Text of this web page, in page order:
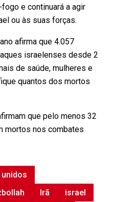
e continuará a agir
ou às suas forças.
afirma que 4.057
israelenses desde 2
de saúde, mulheres e
quantos dos mortos
que pelo menos 32
mortos nos combates
Irã
israel